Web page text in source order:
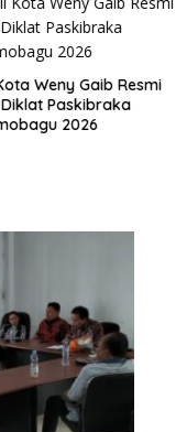
Weny Gaib Resmi
Paskibraka
2026